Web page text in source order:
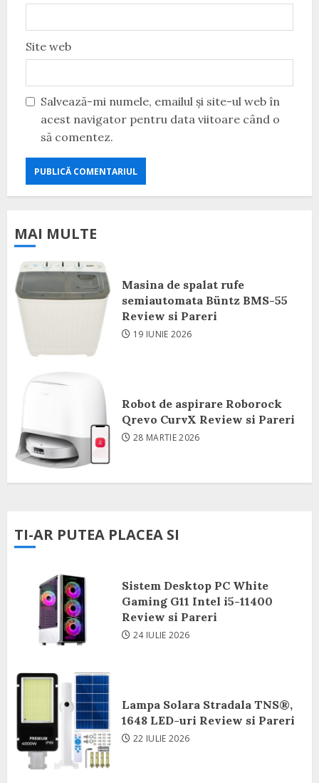
Site web
Salvează-mi numele, emailul și site-ul web în
acest navigator pentru data viitoare când o
să comentez.
MAI MULTE
Masina de spalat rufe
semiautomata Büntz BMS-55
Review si Pareri
19 IUNIE 2026
Robot de aspirare Roborock
Qrevo CurvX Review si Pareri
28 MARTIE 2026
TI-AR PUTEA PLACEA SI
Sistem Desktop PC White
Gaming G11 Intel i5-11400
Review si Pareri
24 IULIE 2026
Lampa Solara Stradala TNS®,
1648 LED-uri Review si Pareri
22 IULIE 2026